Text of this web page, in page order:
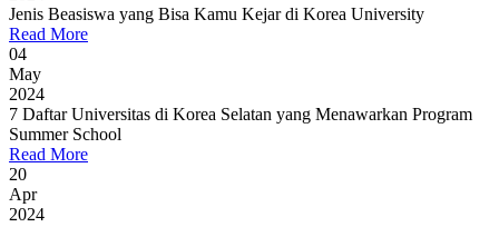
Jenis Beasiswa yang Bisa Kamu Kejar di Korea University
Read More
04
May
2024
7 Daftar Universitas di Korea Selatan yang Menawarkan Program
Summer School
Read More
20
Apr
2024